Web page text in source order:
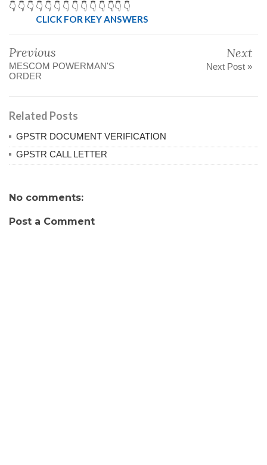
👇 👇 👇 👇 👇 👇 👇 👇 👇 👇 👇 👇👇 👇
CLICK FOR KEY ANSWERS
Previous
MESCOM POWERMAN'S
ORDER
Next
Next Post »
Related Posts
GPSTR DOCUMENT VERIFICATION
GPSTR CALL LETTER
No comments:
Post a Comment